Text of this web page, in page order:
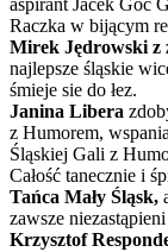
aspirant Jacek Goc
Raczka w bijącym
Mirek Jędrowski z
najlepsze śląskie
śmieje sie do łez.
Janina Libera
z Humorem,
Śląskiej Gali z
Całość tanecznie i
Tańca Mały Śląsk,
zawsze
Krzysztof